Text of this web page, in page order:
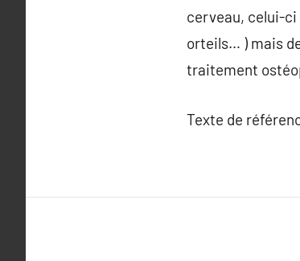
cerveau, celui-ci
orteils… ) mais
traitement
Texte de